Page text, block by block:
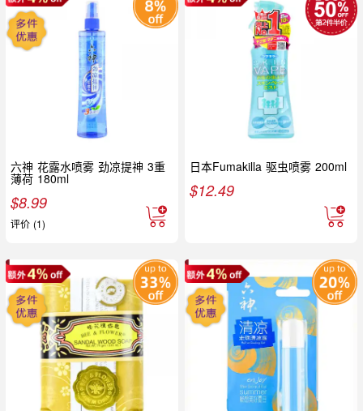
六神 花露水喷雾 劲凉提神 3重
薄荷 180ml
$8.99
评价 (1)
日本Fumakilla 驱虫喷雾 200ml
$12.49